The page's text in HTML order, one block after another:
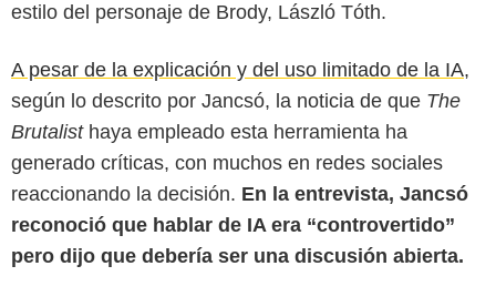
estilo del personaje de Brody, László Tóth.
A pesar de la explicación y del uso limitado de la IA,
según lo descrito por Jancsó, la noticia de que The
Brutalist haya empleado esta herramienta ha
generado críticas, con muchos en redes sociales
reaccionando la decisión. En la entrevista, Jancsó
reconoció que hablar de IA era “controvertido”
pero dijo que debería ser una discusión abierta.